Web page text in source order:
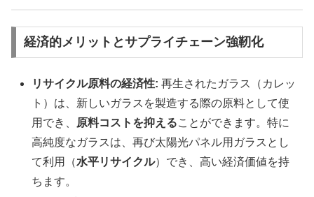
経済的メリットとサプライチェーン強靭化
リサイクル原料の経済性: 再生されたガラス（カレッ
ト）は、新しいガラスを製造する際の原料として使
用でき、
原料コストを抑えることができます。特に
高純度なガラスは、再び太陽光パネル用ガラスとし
て利用（水平リサイクル）でき、高い経済価値を持
ちます。